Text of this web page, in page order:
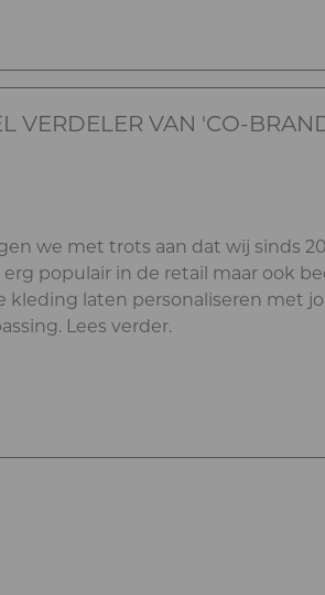
VERDELER VAN 'CO-
we met trots aan dat wij sinds
populair in de retail maar ook
kleding laten personaliseren met
Lees verder.